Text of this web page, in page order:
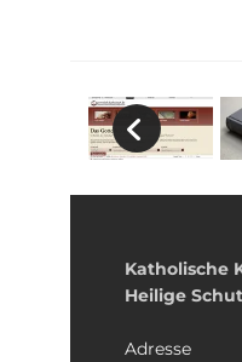
Katholische
Heilige
Adresse